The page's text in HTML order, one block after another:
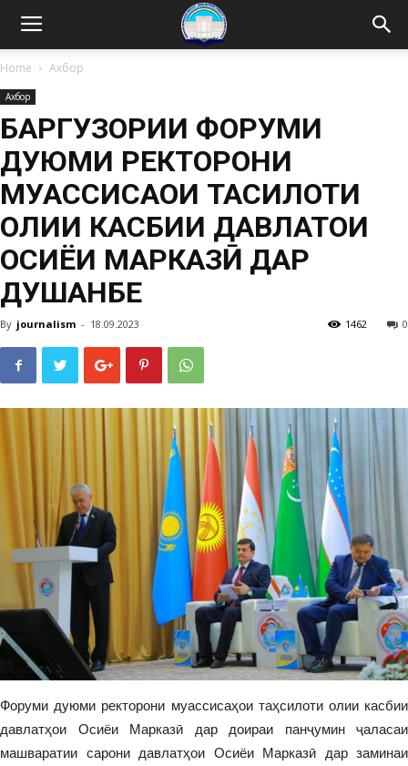
Home Ахбор
Ахбор
БАРГУЗОРИИ ФОРУМИ
ДУЮМИ РЕКТОРОНИ
МУАССИСАҲОИ ТАҲСИЛОТИ
ОЛИИ КАСБИИ ДАВЛАТҲОИ
ОСИЁИ МАРКАЗӢ ДАР
ДУШАНБЕ
By journalism - 18.09.2023 0
1462
Форуми дуюми ректорони муассисаҳои таҳсилоти олии касбии
давлатҳои Осиёи Марказӣ дар доираи панҷумин ҷаласаи
машваратии сарони давлатҳои Осиёи Марказӣ дар заминаи